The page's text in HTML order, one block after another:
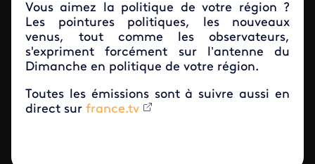
Vous aimez la politique de votre région ?
Les pointures politiques, les nouveaux
venus, tout comme les observateurs,
s'expriment forcément sur l’antenne du
Dimanche en politique de votre région.
Toutes les émissions sont à suivre aussi en
direct sur france.tv